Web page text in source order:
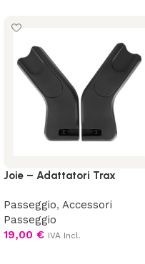
Joie – Adattatori Trax
Passeggio, Accessori
Passeggio
19,00 € IVA Incl.